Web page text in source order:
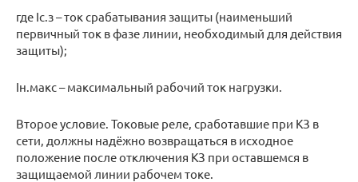
где Iс.з – ток срабатывания защиты (наименьший
первичный ток в фазе линии, необходимый для действия
защиты);
Iн.макс – максимальный рабочий ток нагрузки.
Второе условие. Токовые реле, сработавшие при КЗ в
сети, должны надёжно возвращаться в исходное
положение после отключения КЗ при оставшемся в
защищаемой линии рабочем токе.